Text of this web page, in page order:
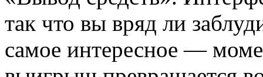
так что вы вряд ли
самое интересное —